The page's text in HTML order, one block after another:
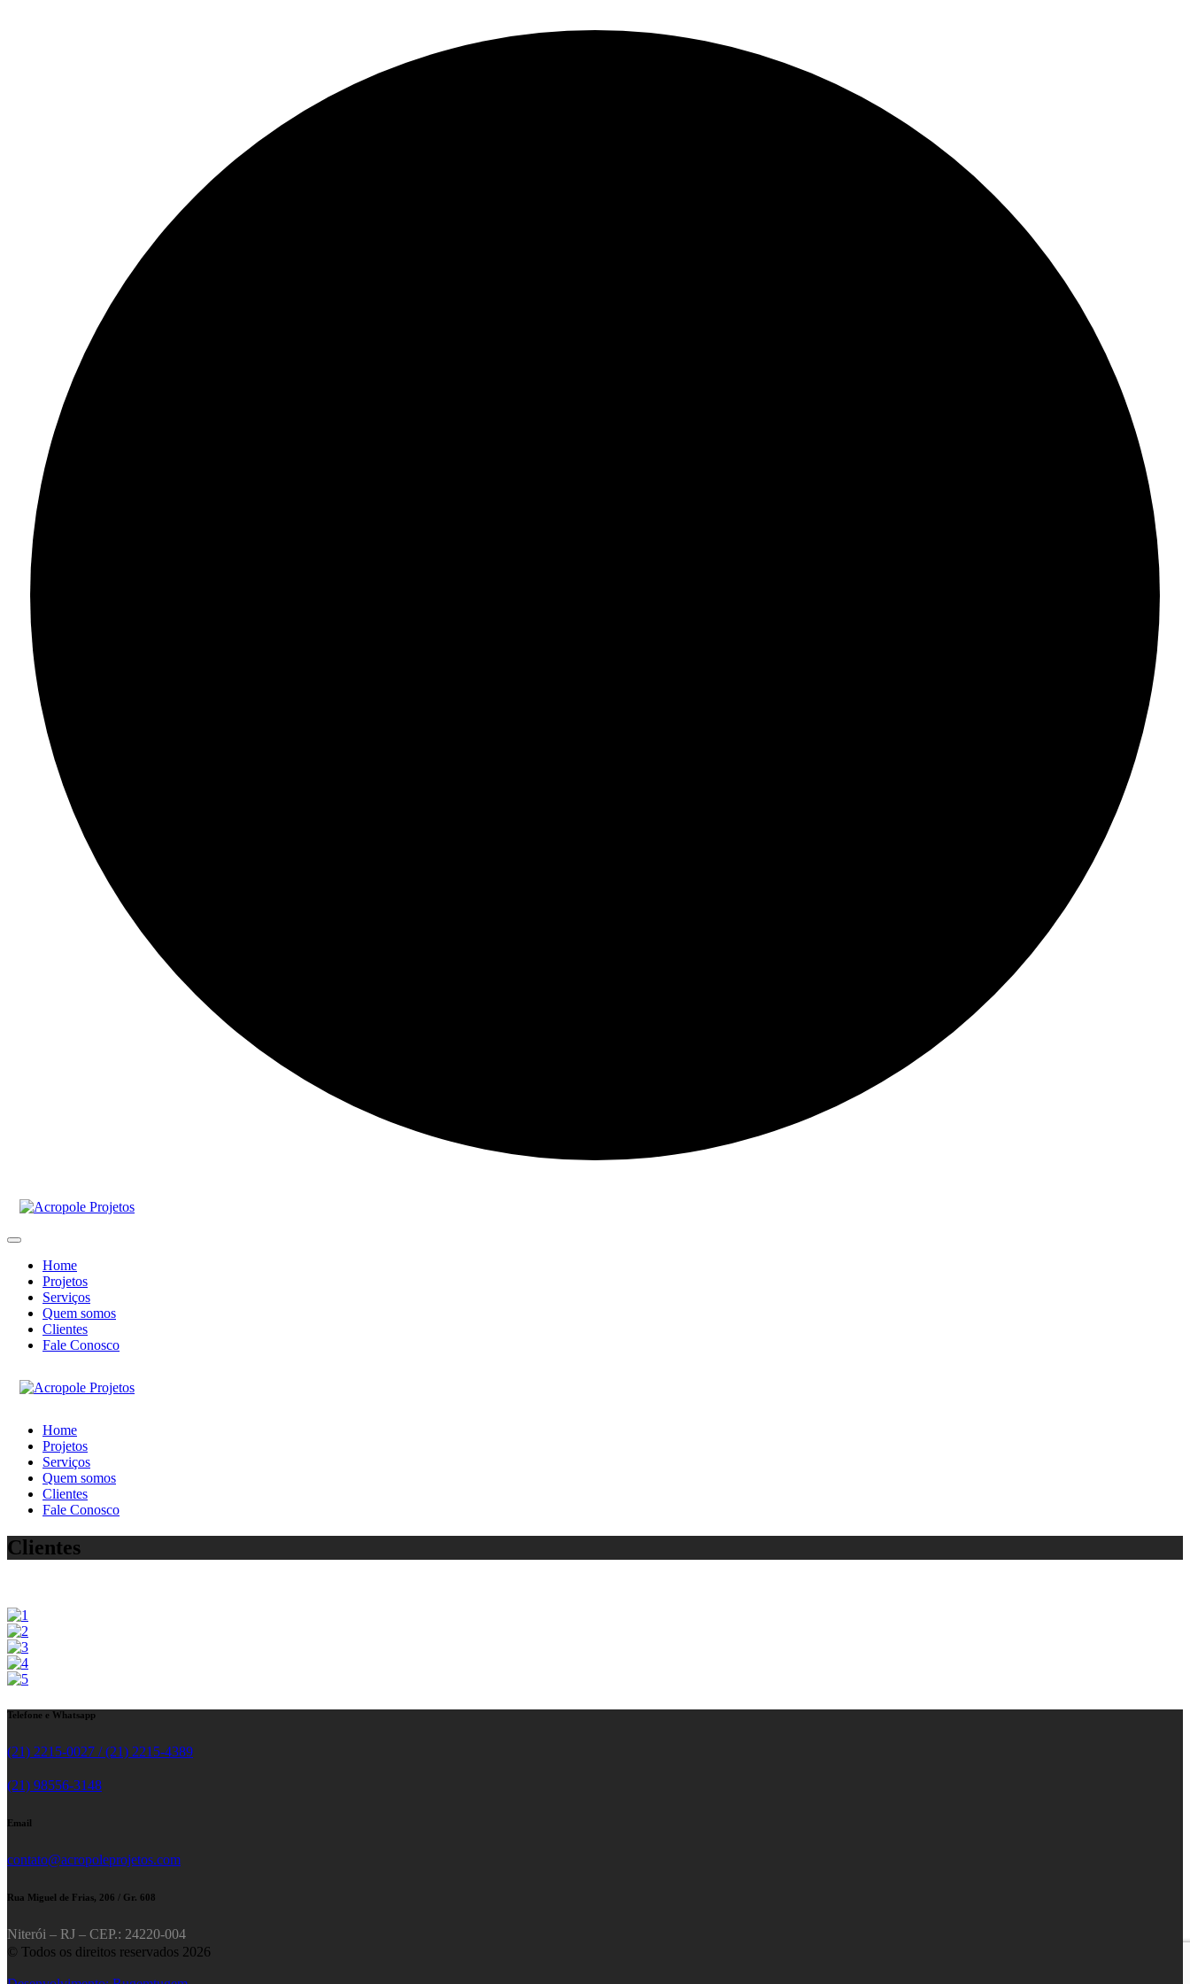
Home
Projetos
Serviços
Quem somos
Clientes
Fale Conosco
Home
Projetos
Serviços
Quem somos
Clientes
Fale Conosco
Clientes
Telefone e Whatsapp
(21) 2215-0027 / (21) 2215-4389
(21) 98556-3148
Email
contato@acropoleprojetos.com
Rua Miguel de Frias, 206 / Gr. 608
Niterói – RJ – CEP.: 24220-004
© Todos os direitos reservados 2026